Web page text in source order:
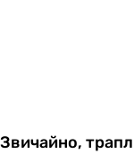
Звичайно,